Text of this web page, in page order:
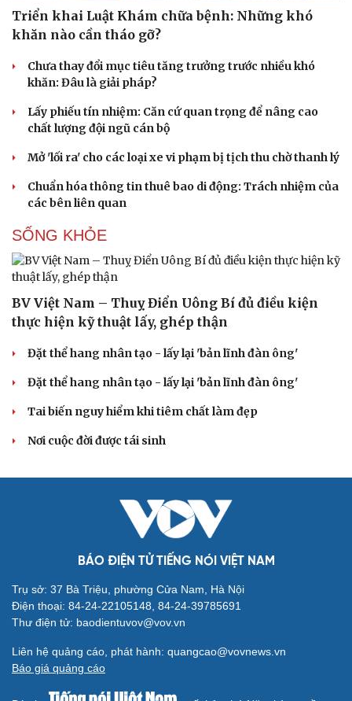
Tư vấn
Săn Tour
Câu chuyện thời sự
Kể chuyện cho bé
Triển khai Luật Khám chữa bệnh: Những khó
khăn nào cần tháo gỡ?
Chưa thay đổi mục tiêu tăng trưởng trước nhiều khó
khăn: Đâu là giải pháp?
Lấy phiếu tín nhiệm: Căn cứ quan trọng để nâng cao
chất lượng đội ngũ cán bộ
Mở 'lối ra' cho các loại xe vi phạm bị tịch thu chờ thanh lý
Chuẩn hóa thông tin thuê bao di động: Trách nhiệm của
các bên liên quan
SỐNG KHỎE
BV Việt Nam – Thuỵ Điển Uông Bí đủ điều kiện
thực hiện kỹ thuật lấy, ghép thận
Đặt thể hang nhân tạo - lấy lại 'bản lĩnh đàn ông'
Đặt thể hang nhân tạo - lấy lại 'bản lĩnh đàn ông'
Tai biến nguy hiểm khi tiêm chất làm đẹp
Nơi cuộc đời được tái sinh
BÁO ĐIỆN TỬ TIẾNG NÓI VIỆT NAM
Trụ sở: 37 Bà Triệu, phường Cửa Nam, Hà Nội
Điện thoại: 84-24-22105148, 84-24-39785691
Thư điện tử: baodientuvov@vov.vn
Liên hệ quảng cáo, phát hành: quangcao@vovnews.vn
Báo giá quảng cáo